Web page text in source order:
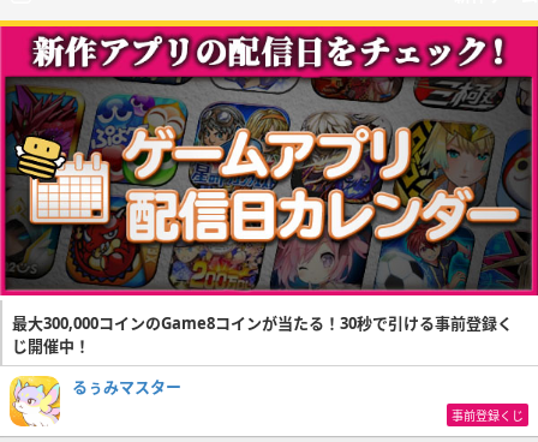
最大300,000コインのGame8コインが当たる！30秒で引ける事前登録く
じ開催中！
るぅみマスター
事前登録くじ